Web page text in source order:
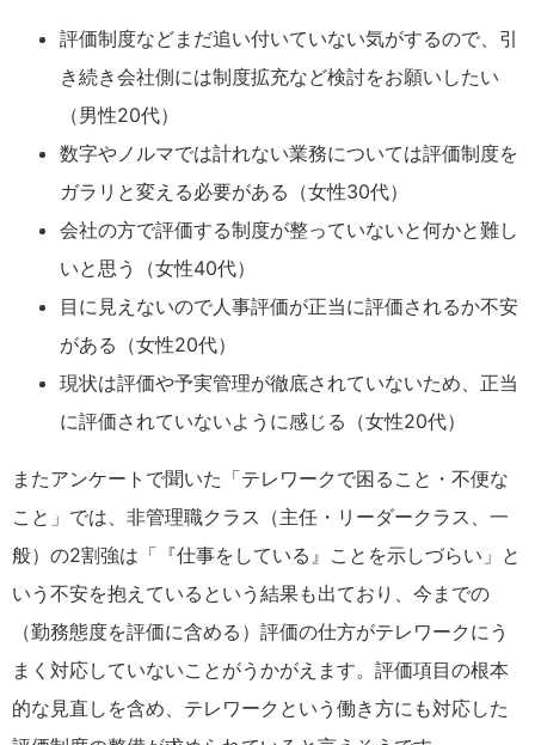
評価制度などまだ追い付いていない気がするので、引
き続き会社側には制度拡充など検討をお願いしたい
（男性20代）
数字やノルマでは計れない業務については評価制度を
ガラリと変える必要がある（女性30代）
会社の方で評価する制度が整っていないと何かと難し
いと思う（女性40代）
目に見えないので人事評価が正当に評価されるか不安
がある（女性20代）
現状は評価や予実管理が徹底されていないため、正当
に評価されていないように感じる（女性20代）
またアンケートで聞いた「テレワークで困ること・不便な
こと」では、非管理職クラス（主任・リーダークラス、一
般）の2割強は「『仕事をしている』ことを示しづらい」と
いう不安を抱えているという結果も出ており、今までの
（勤務態度を評価に含める）評価の仕方がテレワークにう
まく対応していないことがうかがえます。評価項目の根本
的な見直しを含め、テレワークという働き方にも対応した